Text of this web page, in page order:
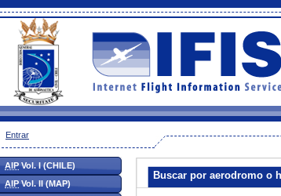
Entrar
Buscar por aerodromo o
AIPVol. I (CHILE)
AIPVol. II (MAP)